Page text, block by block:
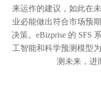
来运作的建议，如此在
业必能做出符合市场预
决策。eBizprise 的 SFS
工智能和科学预测模型
测未来，进